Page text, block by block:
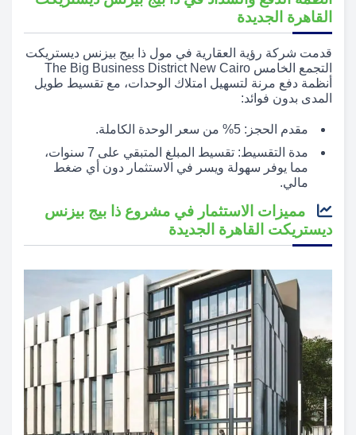
القاهرة الجديدة
قدمت شركة رؤية العقارية في مول ذا بيج بيزنس ديستريكت
التجمع الخامس The Big Business District New Cairo
أنظمة دفع مرنة لتسهيل امتلاك الوحدات، مع تقسيط طويل
المدى بدون فوائد:
مقدم الحجز: 5% من سعر الوحدة الكاملة.
مدة التقسيط: تقسيط المبلغ المتبقي على 7 سنوات،
مما يوفر سهولة ويسر في الاستثمار دون أي ضغط
مالي.
مميزات الاستثمار في مشروع ذا بيج بيزنس
ديستريكت القاهرة الجديدة